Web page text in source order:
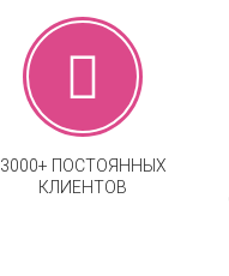
3000+ ПОСТОЯННЫХ
КЛИЕНТОВ